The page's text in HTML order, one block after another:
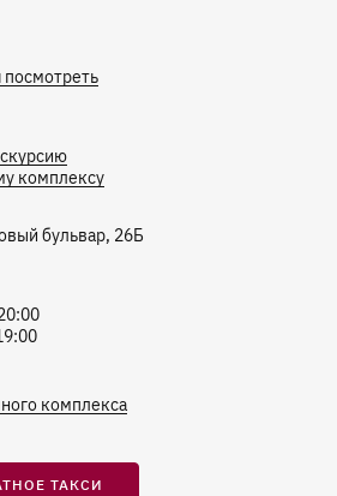
посмотреть
комплексу
бульвар, 26Б
комплекса
ТАКСИ